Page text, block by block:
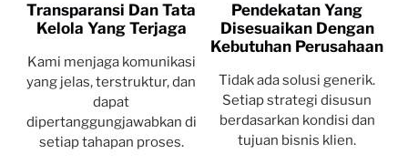
Transparansi Dan Tata
Kelola Yang Terjaga
Kami menjaga komunikasi
yang jelas, terstruktur, dan
dapat
dipertanggungjawabkan di
setiap tahapan proses.
Pendekatan Yang
Disesuaikan Dengan
Kebutuhan Perusahaan
Tidak ada solusi generik.
Setiap strategi disusun
berdasarkan kondisi dan
tujuan bisnis klien.